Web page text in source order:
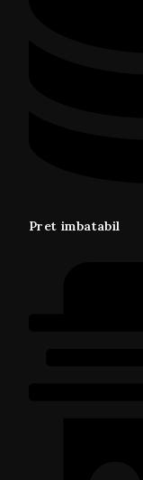
Pret imbatabil